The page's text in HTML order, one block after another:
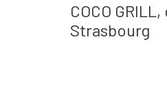
COCO
Strasbourg